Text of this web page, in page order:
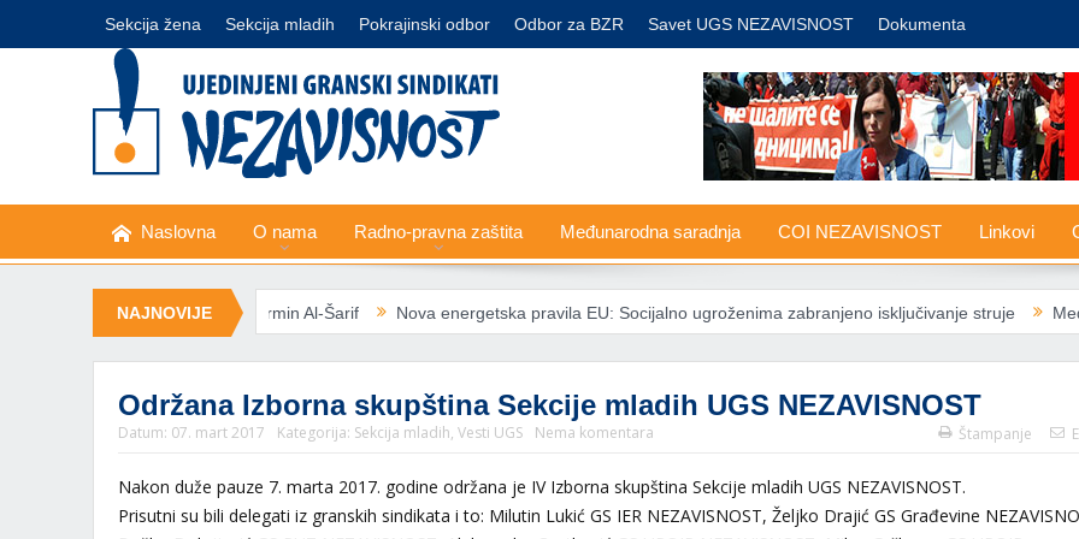
Sekcija žena Sekcija mladih Pokrajinski odbor Odbor za BZR Savet UGS NEZAVISNOST Dokumenta
Naslovna O nama Radno-pravna zaštita Međunarodna saradnja COI NEZAVISNOST Linkovi
NAJNOVIJE
libijske sindikalne liderke Nermin Al-Šarif Nova energetska pravila EU: Socijalno ugroženima zabranjeno isključivanje struje
Održana Izborna skupština Sekcije mladih UGS NEZAVISNOST
Datum: 07. mart 2017 Kategorija: Sekcija mladih, Vesti UGS Nema komentara Štampanje
Nakon duže pauze 7. marta 2017. godine održana je IV Izborna skupština Sekcije mladih UGS NEZAVISNOST.
Prisutni su bili delegati iz granskih sindikata i to: Milutin Lukić GS IER NEZAVISNOST, Željko Drajić GS Građevine